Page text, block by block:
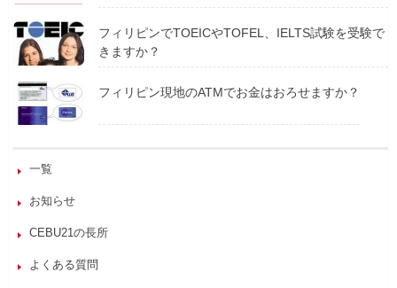
フィリピンでTOEICやTOFEL、IELTS試験を受験で
きますか？
フィリピン現地のATMでお金はおろせますか？
一覧
お知らせ
CEBU21の長所
よくある質問